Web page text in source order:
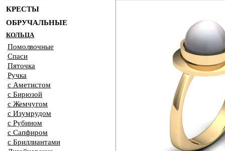
КРЕСТЫ
ОБРУЧАЛЬНЫЕ
КОЛЬЦА
Помолвочные
Спаси
Пяточка
Ручка
с Аметистом
с Бирюзой
с Жемчугом
с Изумрудом
с Рубином
с Сапфиром
с Бриллиантами